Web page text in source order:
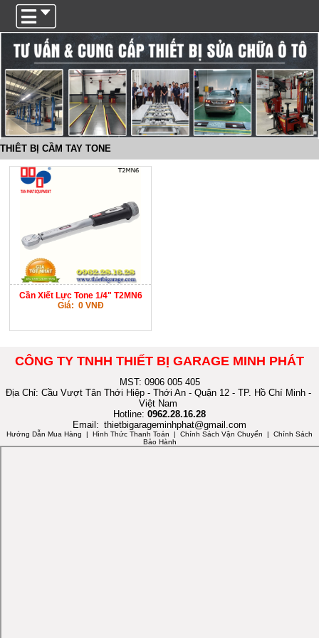
THIÊT BỊ CẦM TAY TONE
Cần Xiết Lực Tone 1/4" T2MN6
Giá: 0 VNĐ
CÔNG TY TNHH THIẾT BỊ GARAGE MINH PHÁT
MST: 0906 005 405
Địa Chỉ: Cầu Vượt Tân Thới Hiệp - Thới An - Quận 12 - TP. Hồ Chí Minh -
Việt Nam
Hotline: 0962.28.16.28
Email: thietbigarageminhphat@gmail.com
Hướng Dẫn Mua Hàng | Hình Thức Thanh Toán | Chính Sách Vận Chuyển | Chính Sách
Bảo Hành